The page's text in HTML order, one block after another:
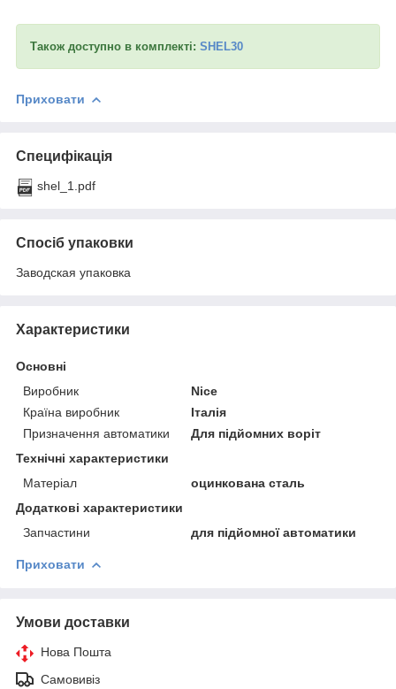
Також доступно в комплекті: SHEL30
Приховати
Специфікація
shel_1.pdf
Спосіб упаковки
Заводская упаковка
Характеристики
Основні
Виробник
Nice
Країна виробник
Італія
Призначення автоматики
Для підйомних воріт
Технічні характеристики
Матеріал
оцинкована сталь
Додаткові характеристики
Запчастини
для підйомної автоматики
Приховати
Умови доставки
Нова Пошта
Самовивіз